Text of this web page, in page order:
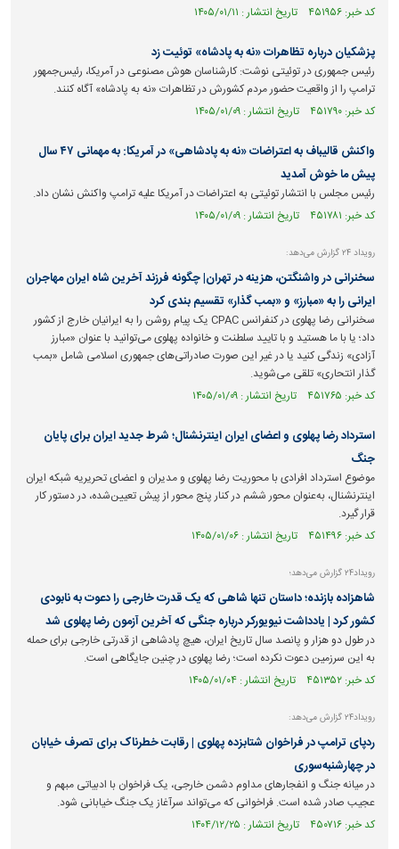
کد خبر: ۴۵۱۹۵۶ تاریخ انتشار : ۱۴۰۵/۰۱/۱۱
پزشکیان درباره تظاهرات «نه به پادشاه» توئیت زد
رئیس جمهوری در توئیتی نوشت: کارشناسان هوش مصنوعی در آمریکا، رئیس‌جمهور
ترامپ را از واقعیت حضور مردم کشورش در تظاهرات «نه به پادشاه» آگاه کنند.
کد خبر: ۴۵۱۷۹۰ تاریخ انتشار : ۱۴۰۵/۰۱/۰۹
واکنش قالیباف به اعتراضات «نه به پادشاهی» در آمریکا: به مهمانی ۴۷ سال
پیش ما خوش آمدید
رئیس مجلس با انتشار توئیتی به اعتراضات در آمریکا علیه ترامپ واکنش نشان داد.
کد خبر: ۴۵۱۷۸۱ تاریخ انتشار : ۱۴۰۵/۰۱/۰۹
رویداد ۲۴ گزارش می‌دهد:
سخنرانی در واشنگتن، هزینه در تهران| چگونه فرزند آخرین شاه ایران مهاجران
ایرانی را به «مبارز» و «بمب گذار» تقسیم بندی کرد
سخنرانی رضا پهلوی در کنفرانس CPAC یک پیام روشن را به ایرانیان خارج از کشور
داد؛ یا با ما هستید و با تایید سلطنت و خانواده پهلوی می‌توانید با عنوان «مبارز
آزادی» زندگی کنید یا در غیر این صورت صادراتی‌های جمهوری اسلامی شامل «بمب
گذار انتحاری» تلقی می‌شوید.
کد خبر: ۴۵۱۷۶۵ تاریخ انتشار : ۱۴۰۵/۰۱/۰۹
استرداد رضا پهلوی و اعضای ایران اینترنشنال؛ شرط جدید ایران برای پایان
جنگ
موضوع استرداد افرادی با محوریت رضا پهلوی و مدیران و اعضای تحریریه شبکه ایران
اینترنشنال، به‌عنوان محور ششم در کنار پنج محور از پیش تعیین‌شده، در دستور کار
قرار گیرد.
کد خبر: ۴۵۱۴۹۶ تاریخ انتشار : ۱۴۰۵/۰۱/۰۶
رویداد۲۴ گزارش می‌دهد؛
شاهزاده بازنده؛ داستان تنها شاهی که یک قدرت خارجی را دعوت به نابودی
کشور کرد | یادداشت نیویورکر درباره جنگی که آخرین آزمون رضا پهلوی شد
در طول دو هزار و پانصد سال تاریخ ایران، هیچ پادشاهی از قدرتی خارجی برای حمله
به این سرزمین دعوت نکرده است؛ رضا پهلوی در چنین جایگاهی است.
کد خبر: ۴۵۱۳۵۲ تاریخ انتشار : ۱۴۰۵/۰۱/۰۴
رویداد۲۴ گزارش می‌دهد:
ردپای ترامپ در فراخوان شتابزده پهلوی | رقابت خطرناک برای تصرف خیابان
در چهارشنبه‌سوری
در میانه جنگ و انفجار‌های مداوم دشمن خارجی، یک فراخوان با ادبیاتی مبهم و
عجیب صادر شده است. فراخوانی که می‌تواند سرآغاز یک جنگ خیابانی شود.
کد خبر: ۴۵۰۷۱۶ تاریخ انتشار : ۱۴۰۴/۱۲/۲۵